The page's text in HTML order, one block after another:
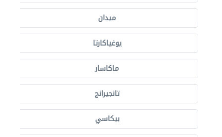
ميدان
يوغياكارتا
ماكاسار
تانجيرانج
بيكاسي